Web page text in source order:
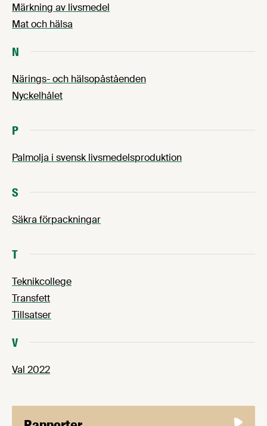
Märkning av livsmedel
Mat och hälsa
N
Närings- och hälsopåståenden
Nyckelhålet
P
Palmolja i svensk livsmedelsproduktion
S
Säkra förpackningar
T
Teknikcollege
Transfett
Tillsatser
V
Val 2022